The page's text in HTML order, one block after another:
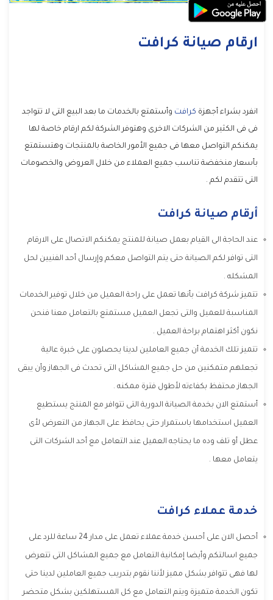
ارقام صيانة كرافت
انفرد بشراء أجهزة كرافت وأستمتع بالخدمات ما بعد البيع التى لا تتواجد
فى فى الكثير من الشركات الاخرى وهتوفر الشركة لكم ارقام خاصة لها
يمكنكم التواصل معها فى جميع الأمور الخاصة بالمنتجات وهتستمتع
بأسعار منخفضة تناسب جميع العملاء من خلال العروض والخصومات
التى تتقدم لكم .
أرقام صيانة كرافت
عند الحاجة الى القيام بعمل صيانة للمنتج يمكنكم الاتصال على الارقام
التى توافر لكم الصيانة حتى يتم التواصل معكم وإرسال أحد الفنيين لحل
المشكله .
تتميز شركة كرافت بأنها تعمل على راحة العميل من خلال توفير الخدمات
المناسبة للعميل والتى تجعل العميل مستمتع بالتعامل معنا فنحن
نكون أكثر اهتمام براحة العميل .
تتميز تلك الخدمة أن جميع العاملين لدينا يحصلون على خبرة عالية
تجعلهم متمكنين من حل جميع المشاكل التى تحدث فى الجهاز وأن يبقى
الجهاز محتفظ بكفاءته لأطول فترة ممكنه .
أستمتع الان بخدمة الصيانة الدورية التى تتوافر مع المنتج يستطيع
العميل استخدامها باستمرار حتى يحافظ على الجهاز من التعرض لأى
عطل أو تلف وده ما يحتاجه العميل عند التعامل مع أحد الشركات التى
يتعامل معها .
خدمة عملاء كرافت
أحصل الان على أحسن خدمة عملاء تعمل على مدار 24 ساعة للرد على
جميع اسالتكم وأيضا إمكانية التعامل مع جميع المشاكل التى تتعرض
لها فهى تتوافر بشكل مميز لأننا نقوم بتدريب جميع العاملين لدينا حتى
تكون الخدمة متميزة ويتم التعامل مع كل المستهلكين بشكل متحضر